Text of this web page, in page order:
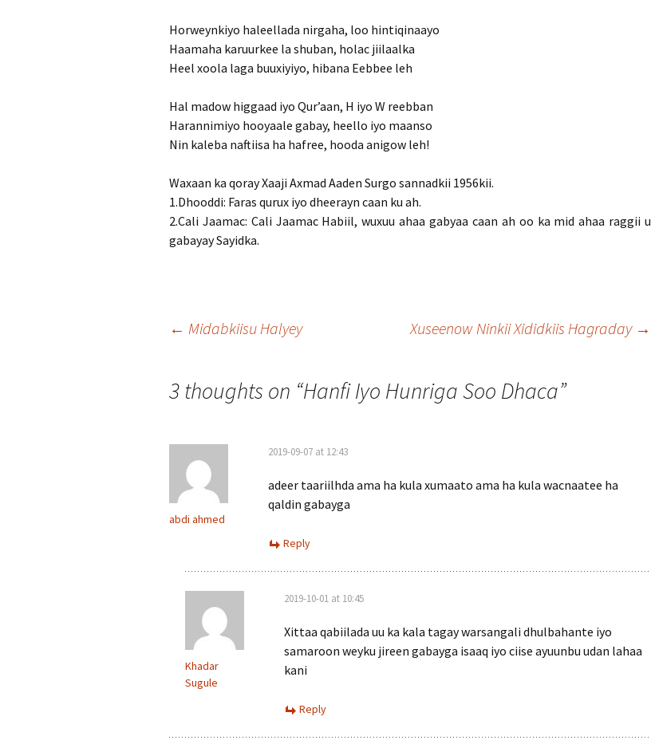
Horweynkiyo haleellada nirgaha, loo hintiqinaayo
Haamaha karuurkee la shuban, holac jiilaalka
Heel xoola laga buuxiyiyo, hibana Eebbee leh
Hal madow higgaad iyo Qur’aan, H iyo W reebban
Harannimiyo hooyaale gabay, heello iyo maanso
Nin kaleba naftiisa ha hafree, hooda anigow leh!
Waxaan ka qoray Xaaji Axmad Aaden Surgo sannadkii 1956kii.
1.Dhooddi: Faras qurux iyo dheerayn caan ku ah.
2.Cali Jaamac: Cali Jaamac Habiil, wuxuu ahaa gabyaa caan ah oo ka mid ahaa raggii u
gabayay Sayidka.
navigation
← Midabkiisu Halyey Xuseenow Ninkii Xididkiis Hagraday →
3 thoughts on “Hanfi Iyo Hunriga Soo Dhaca”
abdi ahmed
2019-09-07 at 12:43
adeer taariilhda ama ha kula xumaato ama ha kula wacnaatee ha
qaldin gabayga
Reply
Khadar
Sugule
2019-10-01 at 10:45
Xittaa qabiilada uu ka kala tagay warsangali dhulbahante iyo
samaroon weyku jireen gabayga isaaq iyo ciise ayuunbu udan lahaa
kani
Reply